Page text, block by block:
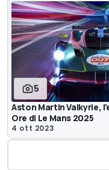
5
Aston Martin Valkyrie,
Ore di Le Mans 2025
4 ott 2023